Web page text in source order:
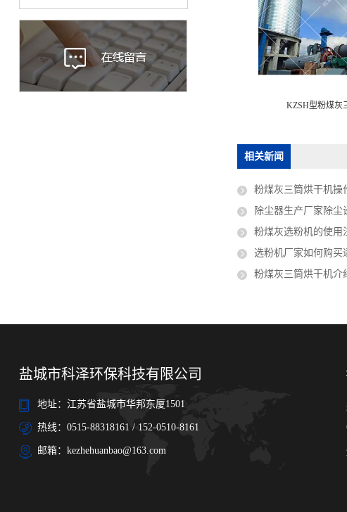
KZSH型粉煤灰
相关新闻
粉煤灰三筒烘干机操作过
除尘器生产厂家除尘
粉煤灰选粉机的使用
选粉机厂家如何购买适
粉煤灰三筒烘干机介
盐城市科泽环保科技有限公司
地址：江苏省盐城市华邦东厦1501
热线：0515-88318161 / 152-0510-8161
邮箱：kezhehuanbao@163.com